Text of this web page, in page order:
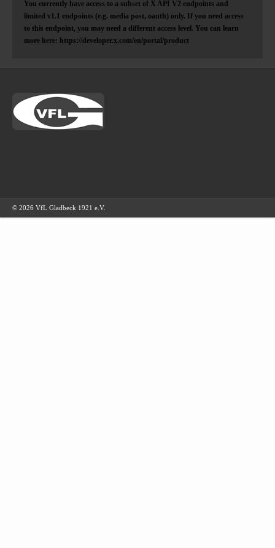
You currently have access to a subset of X API V2 endpoints and
limited v1.1 endpoints (e.g. media post, oauth) only. If you need access
to this endpoint, you may need a different access level. You can learn
more here: https://developer.x.com/en/portal/product
© 2026 VfL Gladbeck 1921 e.V.